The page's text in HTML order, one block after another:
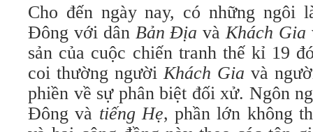
Cho đến ngày nay, có những ngôi
Đông với dân Bản ĐịavàKhách Gia
sản của cuộc chiến tranh thế kỉ 19
coi thường ngườiKhách Gia và
phiền về sự phân biệt đối xử. Ngôn
Đông và tiếng Hẹ, phần lớn không